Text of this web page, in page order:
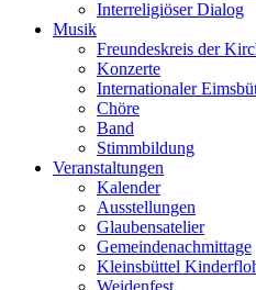
Interreligiöser Dialog
Musik
Freundeskreis der
Konzerte
Internationaler
Chöre
Band
Stimmbildung
Veranstaltungen
Kalender
Ausstellungen
Glaubensatelier
Gemeindenachmittage
Kleinsbüttel
Weidenfest